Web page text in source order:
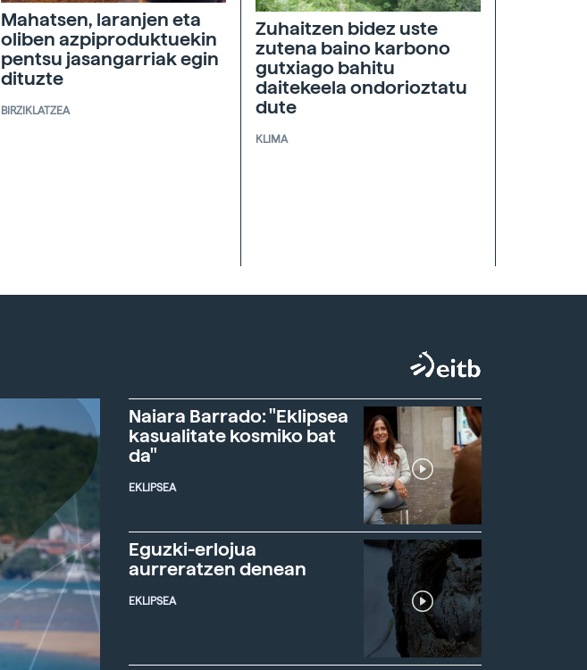
Mahatsen, laranjen eta
oliben azpiproduktuekin
pentsu jasangarriak egin
dituzte
BIRZIKLATZEA
Zuhaitzen bidez uste
zutena baino karbono
gutxiago bahitu
daitekeela ondorioztatu
dute
KLIMA
Naiara Barrado: "Eklipsea
kasualitate kosmiko bat
da"
EKLIPSEA
Eguzki-erlojua
aurreratzen denean
EKLIPSEA